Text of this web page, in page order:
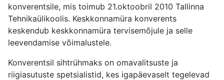
konverentsile, mis toimub 21.oktoobril 2010 Tallinna
Tehnikaülikoolis. Keskkonnamüra konverents
keskendub keskkonnamüra tervisemõjule ja selle
leevendamise võimalustele.
Konverentsil sihtrühmaks on omavalitsuste ja
riigiasutuste spetsialistid, kes igapäevaselt tegelevad